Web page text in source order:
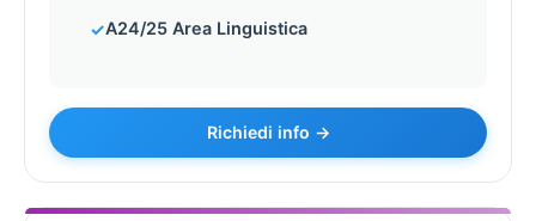
A24/25 Area Linguistica
Richiedi info →